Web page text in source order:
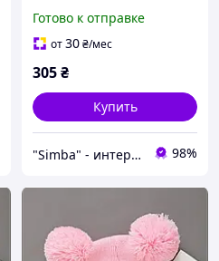
для малышей 0-6 месяца
Готово к отправке
от30₴/мес
305₴
Купить
"Simba" - интернет магазин 98%